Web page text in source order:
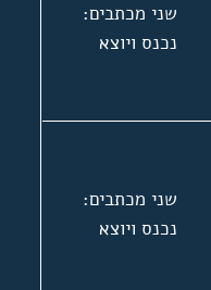
שני מכתבים:
נכנס ויוצא
שני מכתבים:
נכנס ויוצא